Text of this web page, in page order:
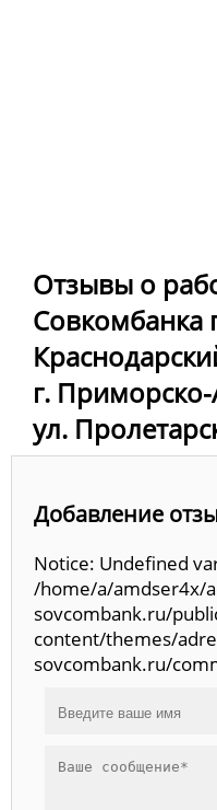
Отзывы о
Совкомбанка
г. Приморско-
ул.
Добавление
Notice: Undefined
/home/a/amdser4x/
sovcombank.ru/
content/themes/
sovcombank.ru/